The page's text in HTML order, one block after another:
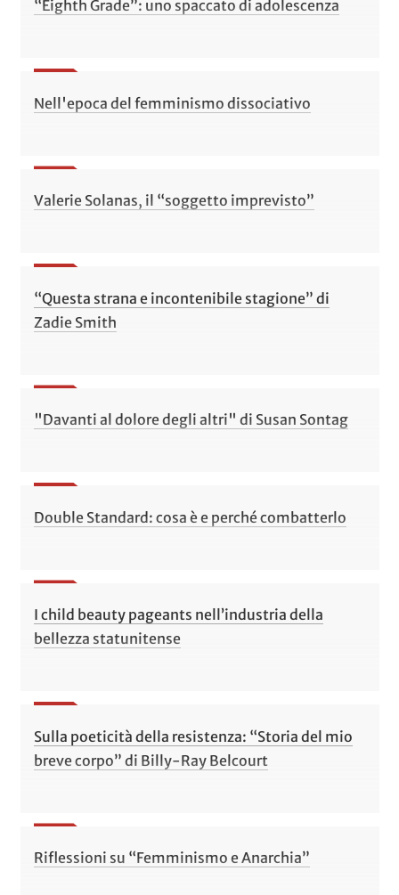
“Eighth Grade”: uno spaccato di adolescenza
Nell'epoca del femminismo dissociativo
Valerie Solanas, il “soggetto imprevisto”
“Questa strana e incontenibile stagione” di
Zadie Smith
"Davanti al dolore degli altri" di Susan Sontag
Double Standard: cosa è e perché combatterlo
I child beauty pageants nell’industria della
bellezza statunitense
Sulla poeticità della resistenza: “Storia del mio
breve corpo” di Billy-Ray Belcourt
Riflessioni su “Femminismo e Anarchia”